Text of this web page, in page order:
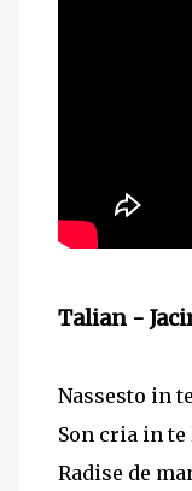
Talian -
Nassesto in
Son cria in te
Radise de